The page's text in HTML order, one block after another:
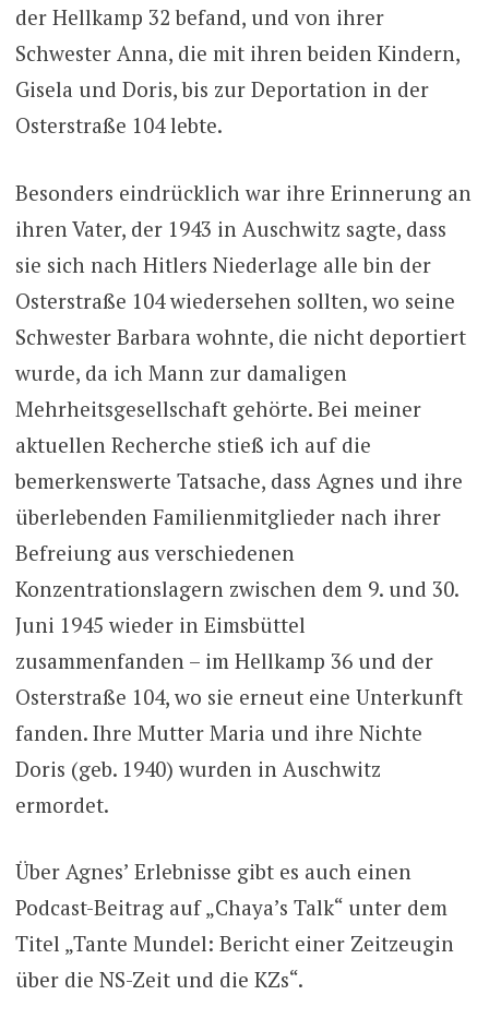
der Hellkamp 32 befand, und von ihrer
Schwester Anna, die mit ihren beiden Kindern,
Gisela und Doris, bis zur Deportation in der
Osterstraße 104 lebte.
Besonders eindrücklich war ihre Erinnerung an
ihren Vater, der 1943 in Auschwitz sagte, dass
sie sich nach Hitlers Niederlage alle bin der
Osterstraße 104 wiedersehen sollten, wo seine
Schwester Barbara wohnte, die nicht deportiert
wurde, da ich Mann zur damaligen
Mehrheitsgesellschaft gehörte. Bei meiner
aktuellen Recherche stieß ich auf die
bemerkenswerte Tatsache, dass Agnes und ihre
überlebenden Familienmitglieder nach ihrer
Befreiung aus verschiedenen
Konzentrationslagern zwischen dem 9. und 30.
Juni 1945 wieder in Eimsbüttel
zusammenfanden – im Hellkamp 36 und der
Osterstraße 104, wo sie erneut eine Unterkunft
fanden. Ihre Mutter Maria und ihre Nichte
Doris (geb. 1940) wurden in Auschwitz
ermordet.
Über Agnes’ Erlebnisse gibt es auch einen
Podcast-Beitrag auf „Chaya’s Talk“ unter dem
Titel „Tante Mundel: Bericht einer Zeitzeugin
über die NS-Zeit und die KZs“.